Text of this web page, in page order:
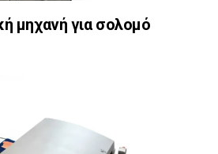
μηχανή για σολομό